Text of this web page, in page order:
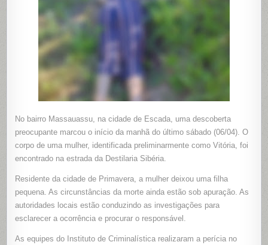
No bairro Massauassu, na cidade de Escada, uma descoberta
preocupante marcou o início da manhã do último sábado (06/04). O
corpo de uma mulher, identificada preliminarmente como Vitória, foi
encontrado na estrada da Destilaria Sibéria.
Residente da cidade de Primavera, a mulher deixou uma filha
pequena. As circunstâncias da morte ainda estão sob apuração. As
autoridades locais estão conduzindo as investigações para
esclarecer a ocorrência e procurar o responsável.
As equipes do Instituto de Criminalística realizaram a perícia no